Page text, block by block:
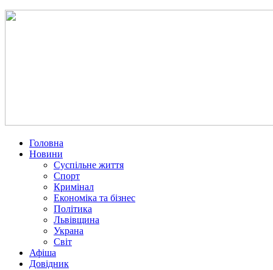
Головна
Новини
Суспільне життя
Спорт
Кримінал
Економіка та бізнес
Політика
Львівщина
Украна
Світ
Афіша
Довідник